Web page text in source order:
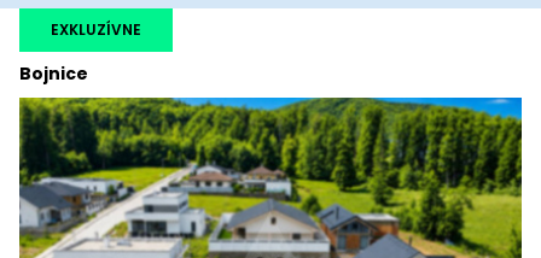
Bojnice
EXKLUZÍVNE